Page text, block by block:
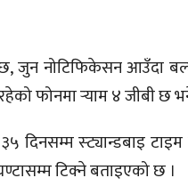
जुन नोटिफिकेसन आउँदा
फोनमा र्‍याम ४ जीबी छ
दिनसम्म स्ट्यान्डबाइ
टिक्ने बताइएको छ ।